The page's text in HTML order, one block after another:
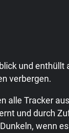
und enthüllt
verbergen.
alle Tracker
und durch
wenn